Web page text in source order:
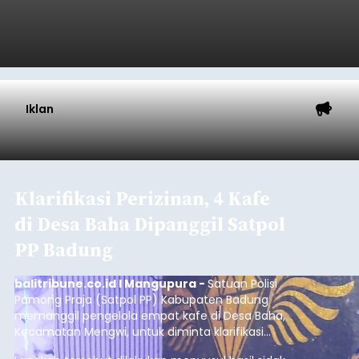
Iklan
Klarifikasi Perizinan, 4 Kafe
di Desa Baha Dipanggil Satpol
PP Badung
balitribune.co.id I Mangupura - Satuan Polisi
Pamong Praja (Satpol PP) Kabupaten Badung
memanggil pengelola empat kafe di Desa Baha,
Kecamatan Mengwi, untuk diminta klarifikasi
terkait kelengkapan perizinan usaha pada Kamis